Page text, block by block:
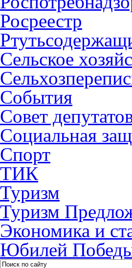
Росреестр
Сельское
События
Совет
Социальная
Спорт
ТИК
Туризм
Туризм
Экономика и
Юбилей